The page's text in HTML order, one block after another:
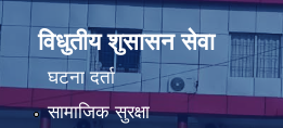
विधुतीय शुसासन सेवा
घटना दर्ता
सामाजिक सुरक्षा